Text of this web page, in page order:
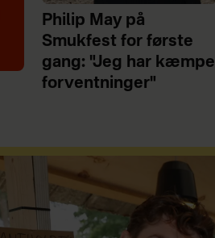
Philip May på
Smukfest for første
gang: "Jeg har kæmpe
forventninger"